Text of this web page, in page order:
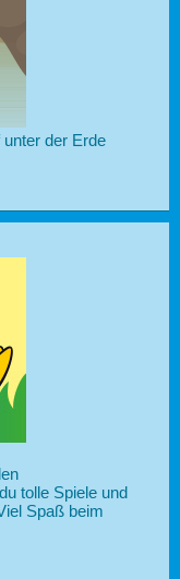
der Erde
tolle Spiele und
Spaß beim